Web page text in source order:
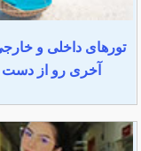
تورهای داخلی و
آخری رو از دست